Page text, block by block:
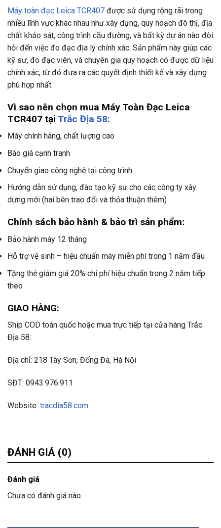
Máy toàn đạc Leica TCR407 được sử dụng rộng rãi trong
nhiều lĩnh vực khác nhau như xây dựng, quy hoạch đô thị, địa
chất khảo sát, công trình cầu đường, và bất kỳ dự án nào đòi
hỏi đến việc đo đạc địa lý chính xác. Sản phẩm này giúp các
kỹ sư, đo đạc viên, và chuyên gia quy hoạch có được dữ liệu
chính xác, từ đó đưa ra các quyết định thiết kế và xây dựng
phù hợp nhất.
Vì sao nên chọn mua Máy Toàn Đạc Leica
TCR407 tại Trắc Địa 58:
Máy chính hãng, chất lượng cao
Báo giá cạnh tranh
Chuyển giao công nghệ tại công trình
Hướng dẫn sử dụng, đào tạo kỹ sư cho các công ty xây
dựng mới (hai bên trao đổi và thỏa thuận thêm)
Chính sách bảo hành & bảo trì sản phẩm:
Bảo hành máy 12 tháng
Hỗ trợ vệ sinh – hiệu chuẩn máy miễn phí trong 1 năm đầu
Tặng thẻ giảm giá 20% chi phí hiệu chuẩn trong 2 năm tiếp
theo
GIAO HÀNG:
Ship COD toàn quốc hoặc mua trực tiếp tại cửa hàng Trắc
Địa 58:
Địa chỉ: 218 Tây Sơn, Đống Đa, Hà Nội
SĐT: 0943.976.911
Website: tracdia58.com
ĐÁNH GIÁ (0)
Đánh giá
Chưa có đánh giá nào.